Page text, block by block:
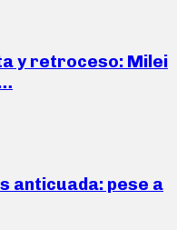
y retroceso: Milei
anticuada: pese a